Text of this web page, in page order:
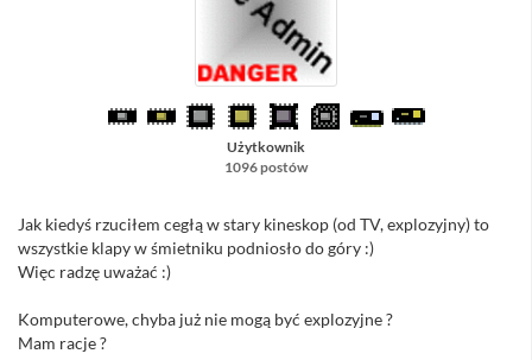
Użytkownik
1096 postów
Jak kiedyś rzuciłem cegłą w stary kineskop (od TV, explozyjny) to
wszystkie klapy w śmietniku podniosło do góry :)
Więc radzę uważać :)
Komputerowe, chyba już nie mogą być explozyjne ?
Mam racje ?